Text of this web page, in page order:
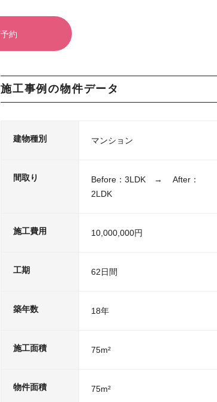
約
施工事例の物件データ
建物種別 マンション
間取り
Before：3LDK → After：
2LDK
施工費用 10,000,000円
工期 62日間
築年数 18年
施工面積 75m²
物件面積 75m²